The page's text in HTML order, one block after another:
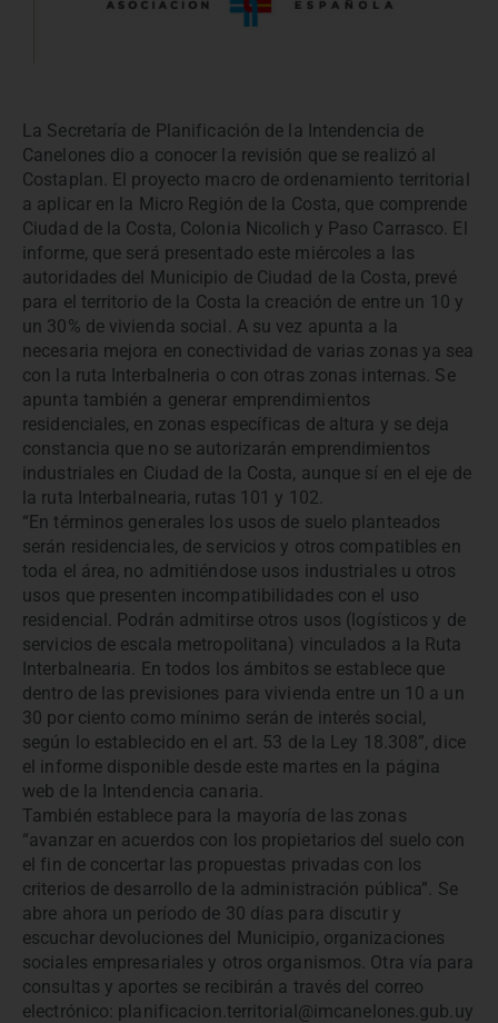
La Secretaría de Planificación de la Intendencia de
Canelones dio a conocer la revisión que se realizó al
Costaplan. El proyecto macro de ordenamiento territorial
a aplicar en la Micro Región de la Costa, que comprende
Ciudad de la Costa, Colonia Nicolich y Paso Carrasco. El
informe, que será presentado este miércoles a las
autoridades del Municipio de Ciudad de la Costa, prevé
para el territorio de la Costa la creación de entre un 10 y
un 30% de vivienda social. A su vez apunta a la
necesaria mejora en conectividad de varias zonas ya sea
con la ruta Interbalneria o con otras zonas internas. Se
apunta también a generar emprendimientos
residenciales, en zonas específicas de altura y se deja
constancia que no se autorizarán emprendimientos
industriales en Ciudad de la Costa, aunque sí en el eje de
la ruta Interbalnearia, rutas 101 y 102.
“En términos generales los usos de suelo planteados
serán residenciales, de servicios y otros compatibles en
toda el área, no admitiéndose usos industriales u otros
usos que presenten incompatibilidades con el uso
residencial. Podrán admitirse otros usos (logísticos y de
servicios de escala metropolitana) vinculados a la Ruta
Interbalnearia. En todos los ámbitos se establece que
dentro de las previsiones para vivienda entre un 10 a un
30 por ciento como mínimo serán de interés social,
según lo establecido en el art. 53 de la Ley 18.308”, dice
el informe disponible desde este martes en la página
web de la Intendencia canaria.
También establece para la mayoría de las zonas
“avanzar en acuerdos con los propietarios del suelo con
el fin de concertar las propuestas privadas con los
criterios de desarrollo de la administración pública”. Se
abre ahora un período de 30 días para discutir y
escuchar devoluciones del Municipio, organizaciones
sociales empresariales y otros organismos. Otra vía para
consultas y aportes se recibirán a través del correo
electrónico: planificacion.territorial@imcanelones.gub.uy